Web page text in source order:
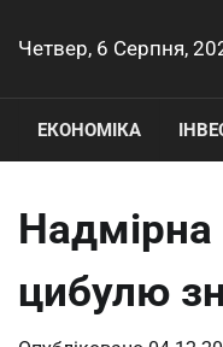
доЧетвер, 6 Серпня,
ЕКОНОМІКА
Надмірна
цибулю